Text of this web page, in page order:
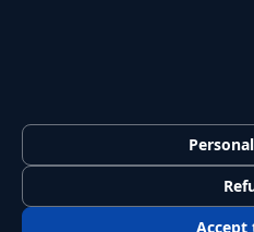
ExternePoliticăActualitate
LifestylePublicitateInvestiții
Accept